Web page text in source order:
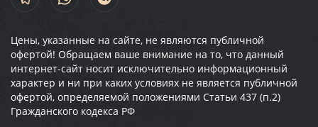
Цены, указанные на сайте, не являются публичной
офертой! Обращаем ваше внимание на то, что данный
интернет-сайт носит исключительно информационный
характер и ни при каких условиях не является публичной
офертой, определяемой положениями Статьи 437 (п.2)
Гражданского кодекса РФ